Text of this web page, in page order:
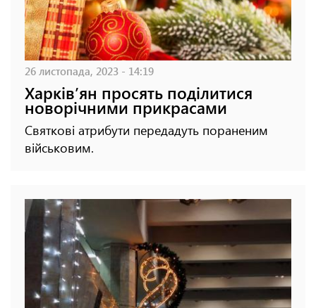
26 листопада, 2023 - 14:19
Харків’ян просять поділитися
новорічними прикрасами
Святкові атрибути передадуть пораненим
військовим.